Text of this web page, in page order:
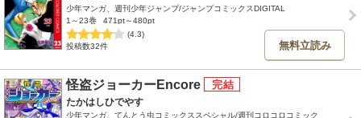
少年マンガ、週刊少年ジャンプ/ジャンプコミックスDIGITAL
1～23巻
471pt～480pt
(4.3)
投稿数32件
無料立読み
怪盗ジョーカーEncore
たかはしひでやす
少年マンガ、てんとう虫コミックススペシャル/週刊コロコロコミック